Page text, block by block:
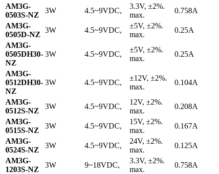
AM3G-
0503S-NZ
3W 4.5~9VDC,
3.3V, ±2%.
max.
0.758A
AM3G-
0505D-NZ
3W 4.5~9VDC,
±5V, ±2%.
max.
0.25A
AM3G-
0505DH30-
NZ
3W 4.5~9VDC,
±5V, ±2%.
max.
0.25A
AM3G-
0512DH30-
NZ
3W 4.5~9VDC,
±12V, ±2%.
max.
0.104A
AM3G-
0512S-NZ
3W 4.5~9VDC,
12V, ±2%.
max.
0.208A
AM3G-
0515S-NZ
3W 4.5~9VDC,
15V, ±2%.
max.
0.167A
AM3G-
0524S-NZ
3W 4.5~9VDC,
24V, ±2%.
max.
0.125A
AM3G-
1203S-NZ
3W 9~18VDC,
3.3V, ±2%.
max.
0.758A